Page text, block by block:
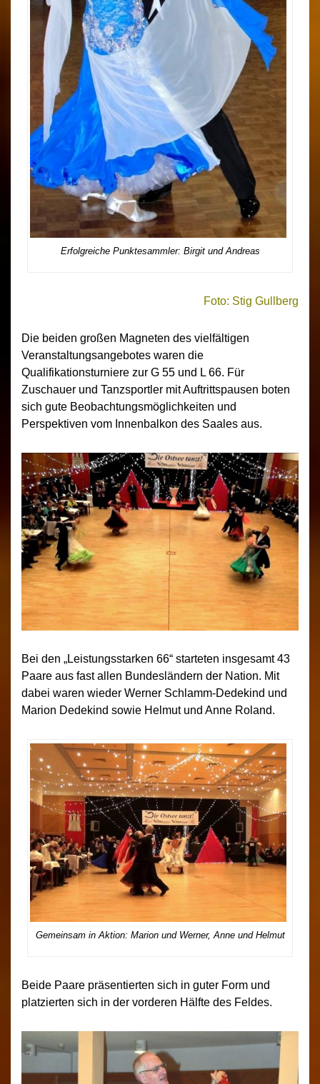
Erfolgreiche Punktesammler: Birgit und Andreas
Foto: Stig Gullberg
Die beiden großen Magneten des vielfältigen
Veranstaltungsangebotes waren die
Qualifikationsturniere zur G 55 und L 66. Für
Zuschauer und Tanzsportler mit Auftrittspausen boten
sich gute Beobachtungsmöglichkeiten und
Perspektiven vom Innenbalkon des Saales aus.
Bei den „Leistungsstarken 66“ starteten insgesamt 43
Paare aus fast allen Bundesländern der Nation. Mit
dabei waren wieder Werner Schlamm-Dedekind und
Marion Dedekind sowie Helmut und Anne Roland.
Gemeinsam in Aktion: Marion und Werner, Anne und Helmut
Beide Paare präsentierten sich in guter Form und
platzierten sich in der vorderen Hälfte des Feldes.